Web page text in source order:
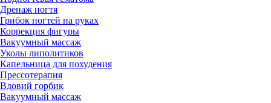
Дренаж ногтя
Грибок ногтей на руках
Коррекция фигуры
Вакуумный массаж
Уколы липолитиков
Капельница для похудения
Прессотерапия
Вдовий горбик
Вакуумный массаж